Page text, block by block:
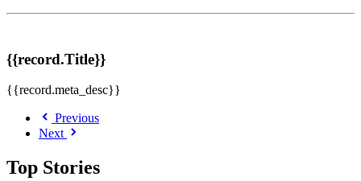
{{record.Title}}
{{record.meta_desc}}
Previous
Next
Top Stories